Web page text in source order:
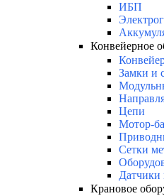
ИБП
Конвейерное
Замки и
Цепи
Мотор-
Сетки
Датчики
Крановое